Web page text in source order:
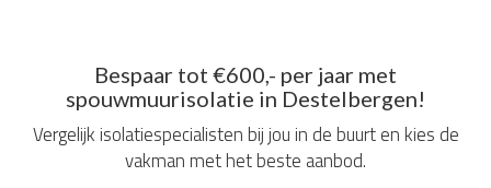
Bespaar tot €600,- per jaar met
spouwmuurisolatie in Destelbergen!
Vergelijk isolatiespecialisten bij jou in de buurt en kies de
vakman met het beste aanbod.